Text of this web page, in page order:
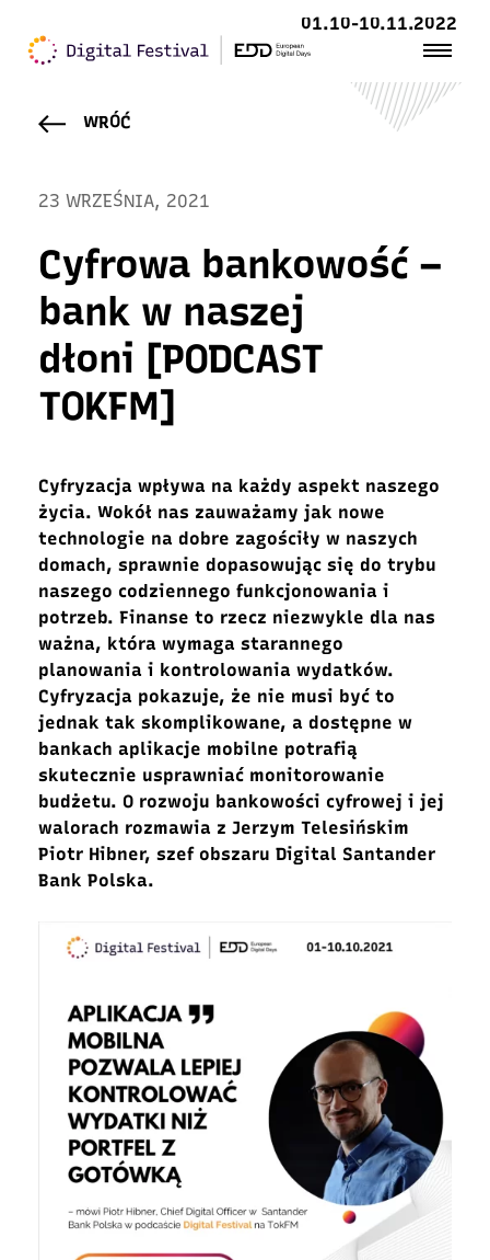
01.10-10.11.2022
WRÓĆ
23 WRZEŚNIA, 2021
Cyfrowa bankowość –
bank w naszej
dłoni [PODCAST
TOKFM]
Cyfryzacja wpływa na każdy aspekt naszego
życia. Wokół nas zauważamy jak nowe
technologie na dobre zagościły w naszych
domach, sprawnie dopasowując się do trybu
naszego codziennego funkcjonowania i
potrzeb. Finanse to rzecz niezwykle dla nas
ważna, która wymaga starannego
planowania i kontrolowania wydatków.
Cyfryzacja pokazuje, że nie musi być to
jednak tak skomplikowane, a dostępne w
bankach aplikacje mobilne potrafią
skutecznie usprawniać monitorowanie
budżetu. O rozwoju bankowości cyfrowej i jej
walorach rozmawia z Jerzym Telesińskim
Piotr Hibner, szef obszaru Digital Santander
Bank Polska.